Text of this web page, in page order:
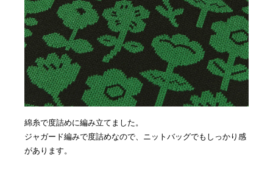
綿糸で度詰めに編み立てました。
ジャガード編みで度詰めなので、ニットバッグでもしっかり感
があります。